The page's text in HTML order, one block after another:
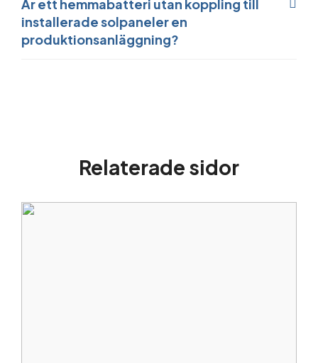
Är ett hemmabatteri utan koppling till
installerade solpaneler en
produktionsanläggning?
Relaterade sidor